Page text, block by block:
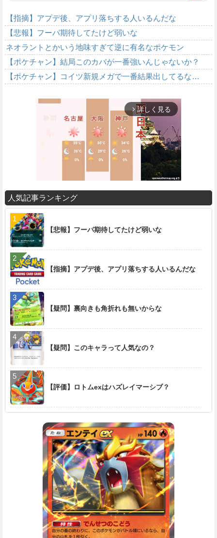
【指摘】アプデ後、アプリ落ちする人いるんだな
【悲報】フーパ期待してたけど弱いな
ネオラントとかいう地味すぎて逆に有名なポケモン
【ポケチャン】結局このカバが一番強いんじゃないか？
【ポケチャン】コイツ新規メガで一番結果出してるな…
arrow_forward_ios 詳しく見る
M
t
人気記事ランキング
【悲報】フーパ期待してたけど弱いな
【指摘】アプデ後、アプリ落ちする人いるんだな
【疑問】裏向きも角折れも無いからな
【疑問】このキャラって人気なの？
【評価】ロトムexはハズレイマーシブ？